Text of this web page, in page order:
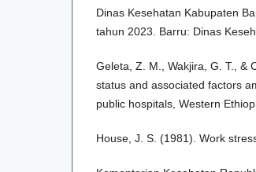
Dinas Kesehatan Kabupaten
tahun 2023. Barru: Dinas
Geleta, Z. M., Wakjira, G. T., &
status and associated factors
public hospitals, Western
House, J. S. (1981). Work